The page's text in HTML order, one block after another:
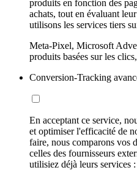
produits en fonction des
achats, tout en évaluant
utilisons les services tiers
Meta-Pixel, Microsoft
produits basées sur les
Conversion-Tracking
En acceptant ce service,
et optimiser l'efficacité de
faire, nous comparons vos
celles des fournisseurs
utilisiez déjà leurs services :